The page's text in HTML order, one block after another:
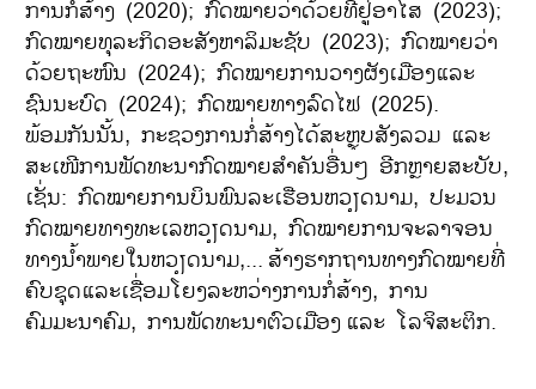
ການກໍ່ສ້າງ (2020); ກົດໝາຍວ່າດ້ວຍທີ່ຢູ່ອາໄສ (2023);
ກົດໝາຍທຸລະກິດອະສັງຫາລິມະຊັບ (2023); ກົດໝາຍວ່າ
ດ້ວຍຖະໜົນ (2024); ກົດໝາຍການວາງຜັງເມືອງແລະ
ຊົນນະບົດ (2024); ກົດໝາຍທາງລົດໄຟ (2025).
ພ້ອມກັນນັ້ນ, ກະຊວງການກໍ່ສ້າງໄດ້ສະຫຼຸບສັງລວມ ແລະ
ສະເໜີການພັດທະນາກົດໝາຍສຳຄັນອື່ນໆ ອີກຫຼາຍສະບັບ,
ເຊັ່ນ: ກົດໝາຍການບິນພົນລະເຮືອນຫວຽດນາມ, ປະມວນ
ກົດໝາຍທາງທະເລຫວຽດນາມ, ກົດໝາຍການຈະລາຈອນ
ທາງນ້ຳພາຍໃນຫວຽດນາມ,... ສ້າງຮາກຖານທາງກົດໝາຍທີ່
ຄົບຊຸດແລະເຊື່ອມໂຍງລະຫວ່າງການກໍ່ສ້າງ, ການ
ຄົມມະນາຄົມ, ການພັດທະນາຕົວເມືອງ ແລະ ໂລຈິສະຕິກ.